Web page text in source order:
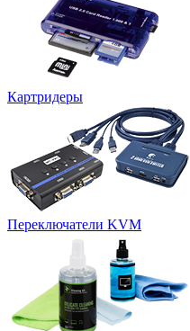
Картридеры
Переключатели KVM